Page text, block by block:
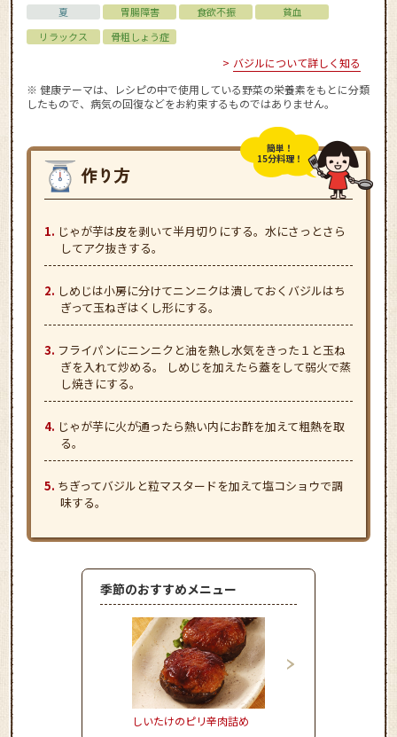
夏 胃腸障害 食欲不振
貧血
リラックス
骨粗しょう症
バジルについて詳しく知る
※ 健康テーマは、レシピの中で使用している野菜の栄養素をもとに分類
したもので、病気の回復などをお約束するものではありません。
簡単！
15分料理！
じゃが芋は皮を剥いて半月切りにする。水にさっとさら
してアク抜きする。
しめじは小房に分けてニンニクは潰しておくバジルはち
ぎって玉ねぎはくし形にする。
フライパンにニンニクと油を熱し水気をきった１と玉ね
ぎを入れて炒める。 しめじを加えたら蓋をして弱火で蒸
し焼きにする。
じゃが芋に火が通ったら熱い内にお酢を加えて粗熱を取
る。
ちぎってバジルと粒マスタードを加えて塩コショウで調
味する。
季節のおすすめメニュー
しいたけのピリ辛肉詰め きゅうりの冷や汁ごはん